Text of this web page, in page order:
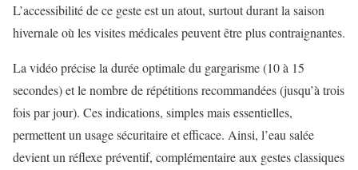
L’accessibilité de ce geste est un atout, surtout durant la saison
hivernale où les visites médicales peuvent être plus contraignantes.
La vidéo précise la durée optimale du gargarisme (10 à 15
secondes) et le nombre de répétitions recommandées (jusqu’à trois
fois par jour). Ces indications, simples mais essentielles,
permettent un usage sécuritaire et efficace. Ainsi, l’eau salée
devient un réflexe préventif, complémentaire aux gestes classiques